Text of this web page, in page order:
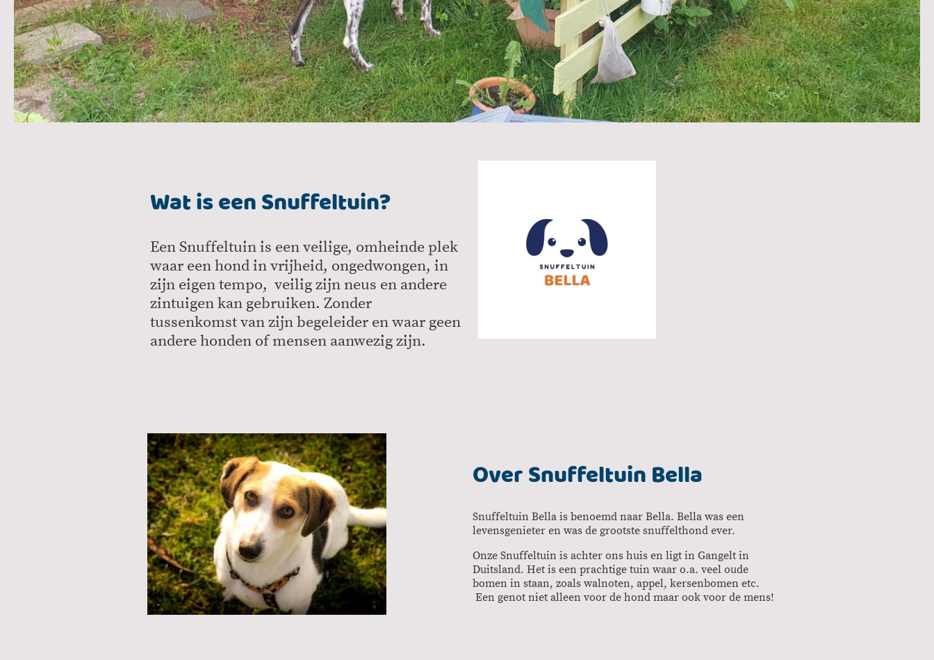
Wat is een Snuffeltuin?
Een Snuffeltuin is een veilige, omheinde plek
waar een hond in vrijheid, ongedwongen, in
zijn eigen tempo, veilig zijn neus en andere
zintuigen kan gebruiken. Zonder
tussenkomst van zijn begeleider en waar geen
andere honden of mensen aanwezig zijn.
Over Snuffeltuin Bella
Snuffeltuin Bella is benoemd naar Bella. Bella was een
levensgenieter en was de grootste snuffelthond ever.
Onze Snuffeltuin is achter ons huis en ligt in Gangelt in
Duitsland. Het is een prachtige tuin waar o.a. veel oude
bomen in staan, zoals walnoten, appel, kersenbomen etc.
Een genot niet alleen voor de hond maar ook voor de mens!